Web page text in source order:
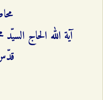
آية الله الحاج